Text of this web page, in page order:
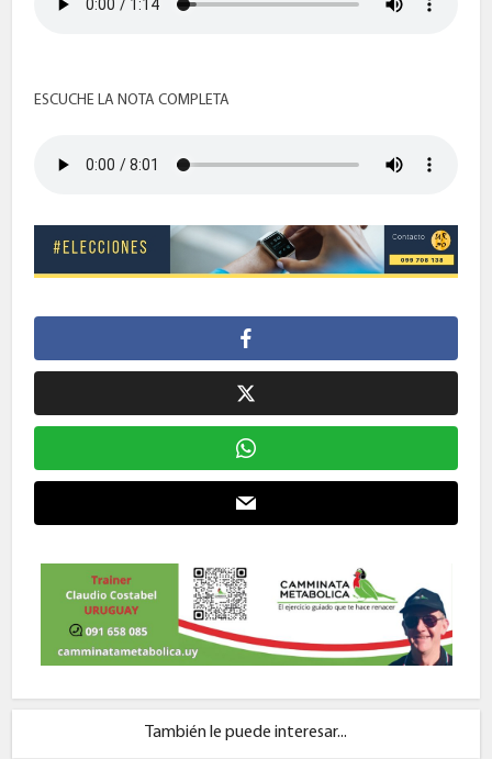
ESCUCHE LA NOTA COMPLETA
También le puede interesar...